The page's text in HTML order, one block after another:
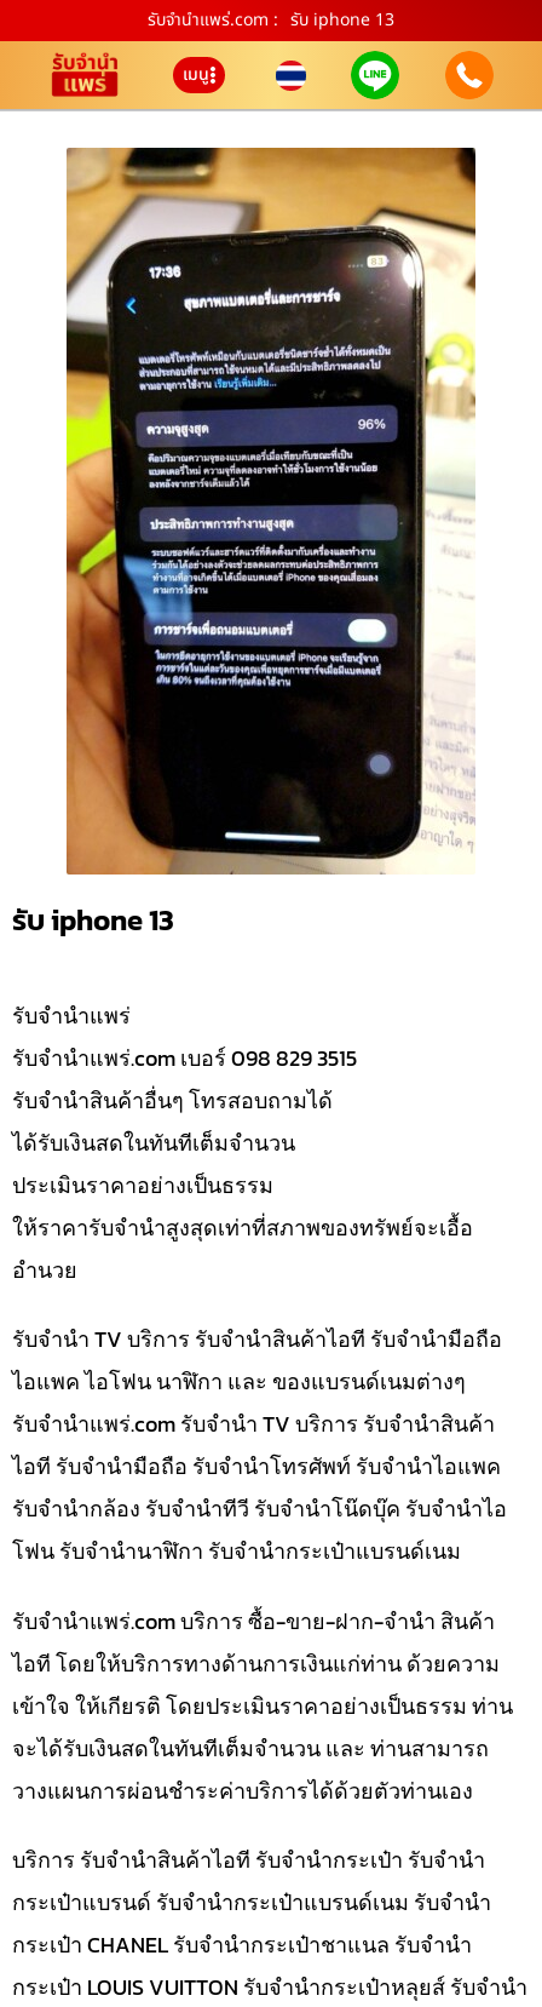
รับจํานําแพร่.com : รับ iphone 13
เมนู
รับ iphone 13
รับจํานำแพร่
รับจํานําแพร่.com เบอร์ 098 829 3515
รับจำนำสินค้าอื่นๆ โทรสอบถามได้
ได้รับเงินสดในทันทีเต็มจำนวน
ประเมินราคาอย่างเป็นธรรม
ให้ราคารับจำนำสูงสุดเท่าที่สภาพของทรัพย์จะเอื้อ
อำนวย
รับจำนำ TV บริการ รับจำนำสินค้าไอที รับจำนำมือถือ
ไอแพค ไอโฟน นาฬิกา และ ของแบรนด์เนมต่างๆ
รับจํานําแพร่.com รับจำนำ TV บริการ รับจำนำสินค้า
ไอที รับจำนำมือถือ รับจำนำโทรศัพท์ รับจำนำไอแพค
รับจำนำกล้อง รับจำนำทีวี รับจำนำโน๊ดบุ๊ค รับจำนำไอ
โฟน รับจำนำนาฬิกา รับจำนำกระเป๋าแบรนด์เนม
รับจํานําแพร่.com บริการ ซื้อ-ขาย-ฝาก-จำนำ สินค้า
ไอที โดยให้บริการทางด้านการเงินแก่ท่าน ด้วยความ
เข้าใจ ให้เกียรติ โดยประเมินราคาอย่างเป็นธรรม ท่าน
จะได้รับเงินสดในทันทีเต็มจำนวน และ ท่านสามารถ
วางแผนการผ่อนชำระค่าบริการได้ด้วยตัวท่านเอง
บริการ รับจำนำสินค้าไอที รับจำนำกระเป๋า รับจำนำ
กระเป๋าแบรนด์ รับจำนำกระเป๋าแบรนด์เนม รับจำนำ
กระเป๋า CHANEL รับจำนำกระเป๋าชาแนล รับจำนำ
กระเป๋า LOUIS VUITTON รับจำนำกระเป๋าหลุยส์ รับจำนำ